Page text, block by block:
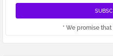
* We promise